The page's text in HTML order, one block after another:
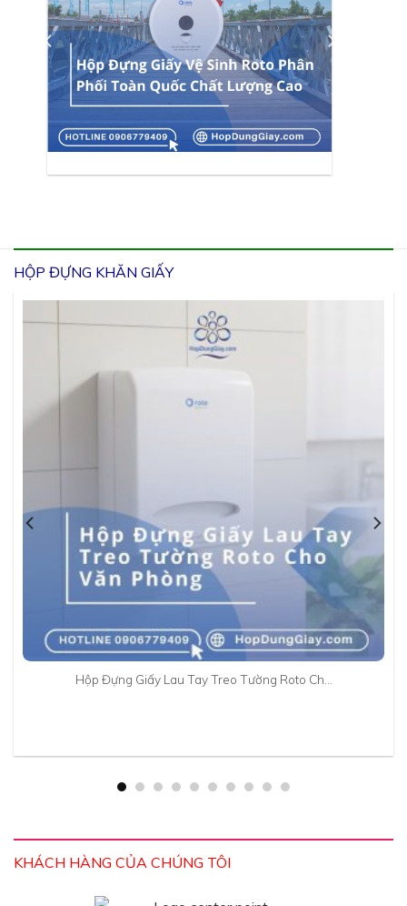
HỘP ĐỰNG KHĂN GIẤY
Hộp Đựng Giấy Lau Tay Treo Tường Roto Ch…
KHÁCH HÀNG CỦA CHÚNG TÔI